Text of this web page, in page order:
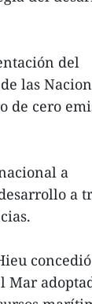
del
las
de cero
a
a
concedió
Mar